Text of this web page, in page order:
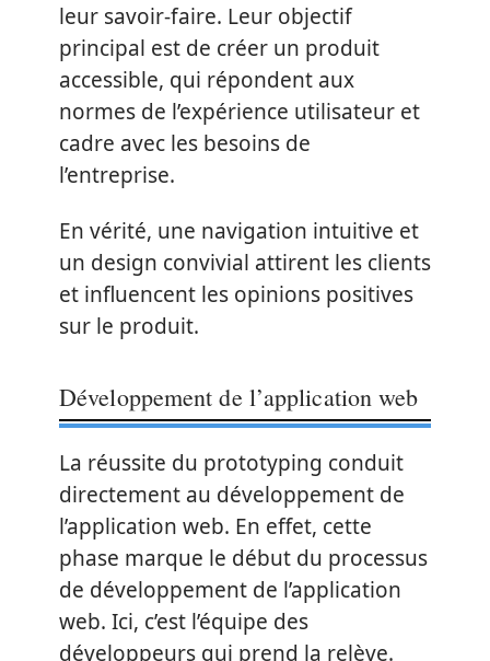
leur savoir-faire. Leur objectif
principal est de créer un produit
accessible, qui répondent aux
normes de l’expérience utilisateur et
cadre avec les besoins de
l’entreprise.
En vérité, une navigation intuitive et
un design convivial attirent les clients
et influencent les opinions positives
sur le produit.
Développement de l’application web
La réussite du prototyping conduit
directement au développement de
l’application web. En effet, cette
phase marque le début du processus
de développement de l’application
web. Ici, c’est l’équipe des
développeurs qui prend la relève.